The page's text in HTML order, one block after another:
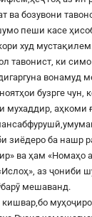
ва бозувони
пеши касе
худ мустақилем.
тавонист, ки
вонамуд
бузрге чун,
мухаддир, аҳкоми
зиёдеро ба нашр
ва ҳам «Номаҳо
аз ҷониби
мешаванд.